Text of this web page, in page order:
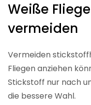
Weiße
vermeiden
Vermeiden
Fliegen anziehen
Stickstoff nur nach
die bessere Wahl.